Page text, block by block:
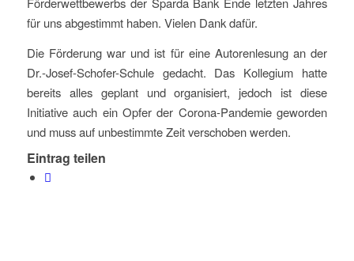
für uns abgestimmt haben. Vielen Dank dafür.
Die Förderung war und ist für eine Autorenlesung an der
Dr.-Josef-Schofer-Schule gedacht. Das Kollegium hatte
bereits alles geplant und organisiert, jedoch ist diese
Initiative auch ein Opfer der Corona-Pandemie geworden
und muss auf unbestimmte Zeit verschoben werden.
Eintrag teilen